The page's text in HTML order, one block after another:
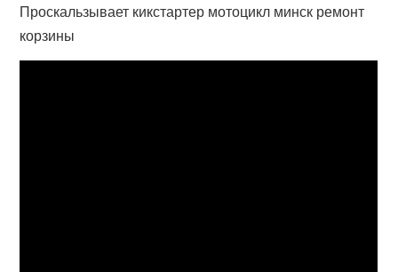
Проскальзывает кикстартер мотоцикл минск ремонт
корзины